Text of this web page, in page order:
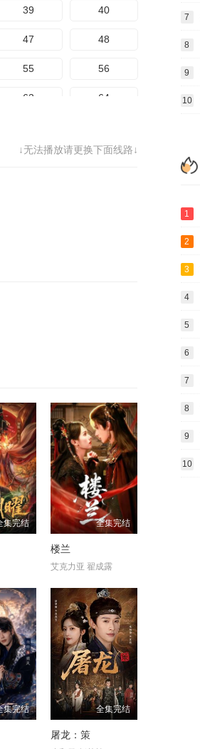
39 40
47 48
55 56
63 64
79 80
↓无法播放请更换下面线路↓
集完结 全集完结
楼兰
艾克力亚 翟成露
集完结 全集完结
屠龙：策
7
8
9
10
1
2
3
4
5
6
7
8
9
10